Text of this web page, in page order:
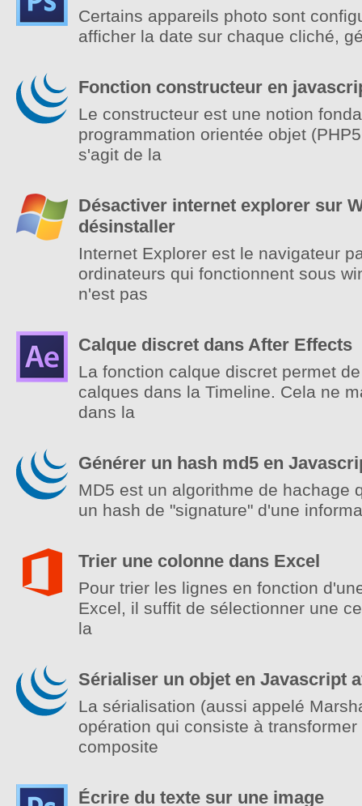
Certains appareils photo sont
afficher la date sur chaque cliché,
Fonction constructeur en
Le constructeur est une notion
programmation orientée objet
s'agit de la
Désactiver internet explorer sur
désinstaller
Internet Explorer est le navigateur
ordinateurs qui fonctionnent sous
n'est pas
Calque discret dans After Effects
La fonction calque discret permet
calques dans la Timeline. Cela ne
dans la
Générer un hash md5 en
MD5 est un algorithme de hachage
un hash de "signature" d'une
Trier une colonne dans Excel
Pour trier les lignes en fonction
Excel, il suffit de sélectionner une
la
Sérialiser un objet en Javascript
La sérialisation (aussi appelé
opération qui consiste à
composite
Écrire du texte sur une image